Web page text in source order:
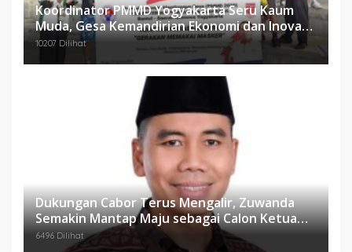
Koordinator PMMD Yogyakarta Seru Kaum
Muda, Gesa Kemandirian Ekonomi dan Inovasi
Desa
10207 Dilihat
Dukungan Cabor Terus Mengalir, Zuwanda
Semakin Mantap Maju sebagai Calon Ketua
KONI
6496 Dilihat